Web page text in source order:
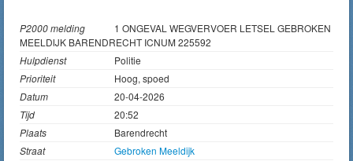
P2000 melding
1 ONGEVAL WEGVERVOER LETSEL GEBROKEN
MEELDIJK BARENDRECHT ICNUM 225592
Hulpdienst
Politie
Prioriteit
Hoog, spoed
Datum
20-04-2026
Tijd
20:52
Plaats
Barendrecht
Straat
Gebroken Meeldijk